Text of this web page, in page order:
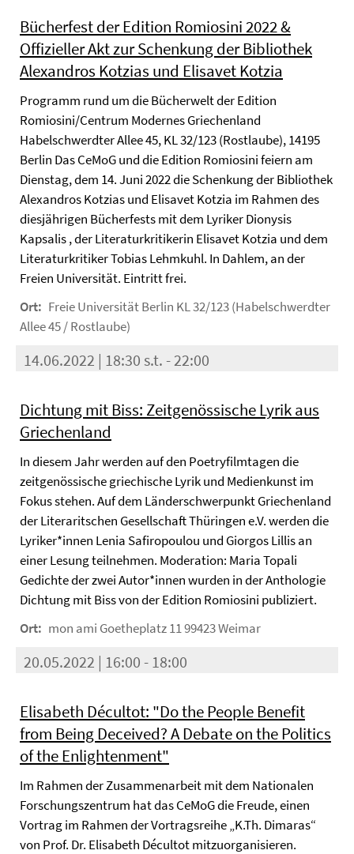
Bücherfest der Edition Romiosini 2022 &
Offizieller Akt zur Schenkung der Bibliothek
Alexandros Kotzias und Elisavet Kotzia
Programm rund um die Bücherwelt der Edition
Romiosini/Centrum Modernes Griechenland
Habelschwerdter Allee 45, KL 32/123 (Rostlaube), 14195
Berlin Das CeMoG und die Edition Romiosini feiern am
Dienstag, dem 14. Juni 2022 die Schenkung der Bibliothek
Alexandros Kotzias und Elisavet Kotzia im Rahmen des
diesjährigen Bücherfests mit dem Lyriker Dionysis
Kapsalis , der Literaturkritikerin Elisavet Kotzia und dem
Literaturkritiker Tobias Lehmkuhl. In Dahlem, an der
Freien Universität. Eintritt frei.
Ort: Freie Universität Berlin KL 32/123 (Habelschwerdter
Allee 45 / Rostlaube)
14.06.2022 | 18:30 s.t. - 22:00
Dichtung mit Biss: Zeitgenössische Lyrik aus
Griechenland
In diesem Jahr werden auf den Poetryfilmtagen die
zeitgenössische griechische Lyrik und Medienkunst im
Fokus stehen. Auf dem Länderschwerpunkt Griechenland
der Literaritschen Gesellschaft Thüringen e.V. werden die
Lyriker*innen Lenia Safiropoulou und Giorgos Lillis an
einer Lesung teilnehmen. Moderation: Maria Topali
Gedichte der zwei Autor*innen wurden in der Anthologie
Dichtung mit Biss von der Edition Romiosini publiziert.
Ort: mon ami Goetheplatz 11 99423 Weimar
20.05.2022 | 16:00 - 18:00
Elisabeth Décultot: "Do the People Benefit
from Being Deceived? A Debate on the Politics
of the Enlightenment"
Im Rahmen der Zusammenarbeit mit dem Nationalen
Forschungszentrum hat das CeMoG die Freude, einen
Vortrag im Rahmen der Vortragsreihe „K.Th. Dimaras“
von Prof. Dr. Elisabeth Décultot mitzuorganisieren.